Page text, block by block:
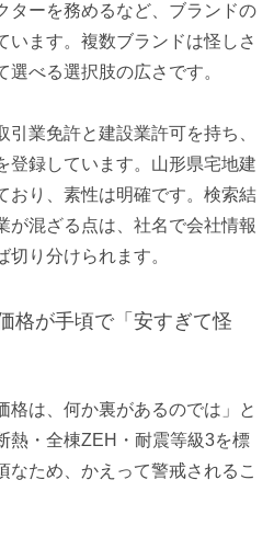
ターを務めるなど、ブランドの
います。複数ブランドは怪しさ
べる選択肢の広さです。
業免許と建設業許可を持ち、
登録しています。山形県宅地建
おり、素性は明確です。検索結
が混ざる点は、社名で会社情報
り分けられます。
格が手頃で「安すぎて怪
格は、何か裏があるのでは」と
熱・全棟ZEH・耐震等級3を標
なため、かえって警戒されるこ